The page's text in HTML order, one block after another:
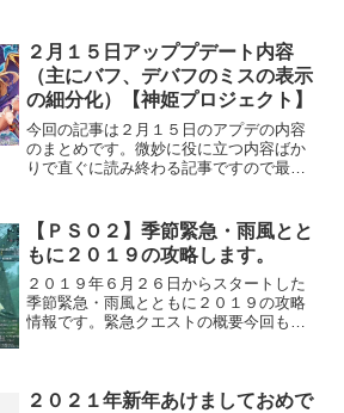
ーのテクスチャに何か割り当てる」にじ
みを...
２月１５日アッププデート内容
（主にバフ、デバフのミスの表示
の細分化）【神姫プロジェクト】
今回の記事は２月１５日のアプデの内容
のまとめです。微妙に役に立つ内容ばか
りで直ぐに読み終わる記事ですので最後
ロス降臨戦開始炎属性でスキル・リベリ
オンが初登場ガチャ関連単...
【ＰＳＯ２】季節緊急・雨風とと
もに２０１９の攻略します。
２０１９年６月２６日からスタートした
季節緊急・雨風とともに２０１９の攻略
情報です。緊急クエストの概要今回も１
にまとめて出る（大箱式）...
２０２１年新年あけましておめで